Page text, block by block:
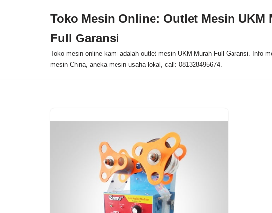
Toko Mesin Online: Outlet Mesin UKM
Full Garansi
Toko mesin online kami adalah outlet mesin UKM Murah Full Garansi. Info
mesin China, aneka mesin usaha lokal, call: 081328495674.